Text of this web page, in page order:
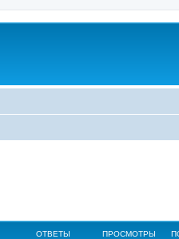
ОТВЕТЫ ПРОСМОТРЫ